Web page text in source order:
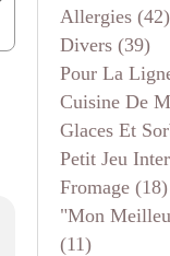
Allergies (42)
Divers (39)
Pour La
Cuisine De
Glaces Et
Petit Jeu
Fromage (18)
"mon
(11)